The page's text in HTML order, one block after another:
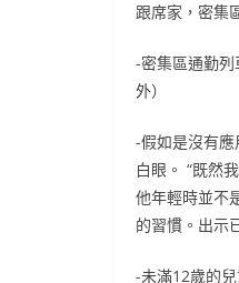
跟席家，密集
-密集區通勤
外）
-假如是沒有
白眼。 “既然
他年輕時並不
的習慣。出示
-未滿12歲的